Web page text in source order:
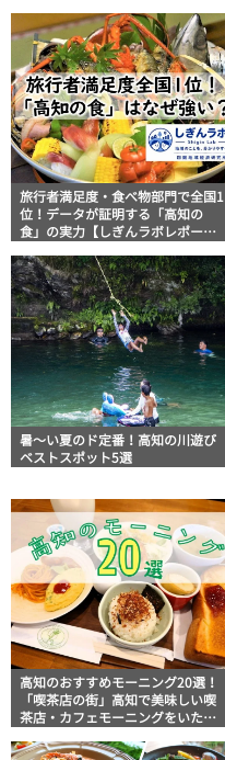
旅行者満足度・食べ物部門で全国1
位！データが証明する「高知の
食」の実力【しぎんラボレポー
暑～い夏のド定番！高知の川遊び
ベストスポット5選
高知のおすすめモーニング20選！
「喫茶店の街」高知で美味しい喫
茶店・カフェモーニングをいただ